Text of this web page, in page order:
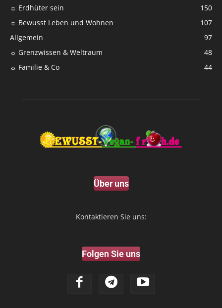
☼ Erdhüter sein
150
☼ Bewusst Leben und Wohnen
107
Allgemein
97
☼ Grenzwissen & Weltraum
48
☼ Familie & Co
44
Über uns
Kontaktieren Sie uns:
Folgen Sie uns